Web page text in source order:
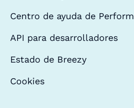
Centro de ayuda de Perform
API para desarrolladores
Estado de Breezy
Cookies